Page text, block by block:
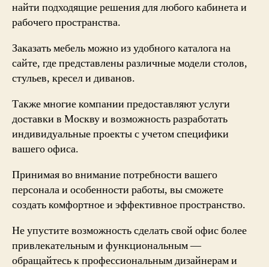
найти подходящие решения для любого кабинета и
рабочего пространства.
Заказать мебель можно из удобного каталога на
сайте, где представлены различные модели столов,
стульев, кресел и диванов.
Также многие компании предоставляют услуги
доставки в Москву и возможность разработать
индивидуальные проекты с учетом специфики
вашего офиса.
Принимая во внимание потребности вашего
персонала и особенности работы, вы сможете
создать комфортное и эффективное пространство.
Не упустите возможность сделать свой офис более
привлекательным и функциональным —
обращайтесь к профессиональным дизайнерам и